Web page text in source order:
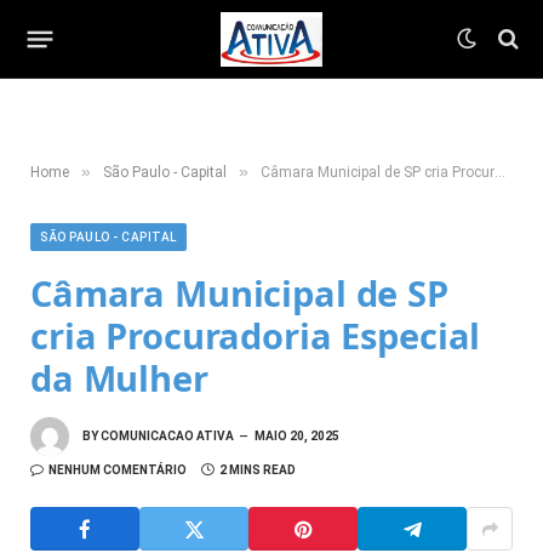
Home » São Paulo - Capital » Câmara Municipal de SP cria Procuradoria Especial da Mulher
SÃO PAULO - CAPITAL
Câmara Municipal de SP
cria Procuradoria Especial
da Mulher
BYCOMUNICACAO ATIVA MAIO 20, 2025
NENHUM COMENTÁRIO 2 MINS READ